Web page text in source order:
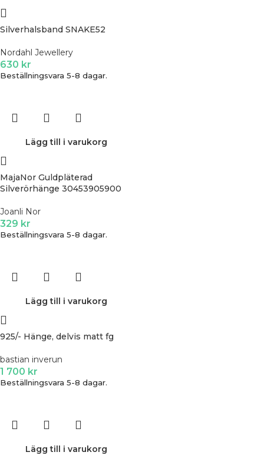
Silverhalsband SNAKE52
Nordahl Jewellery
630 kr
Beställningsvara 5-8 dagar.
Lägg till i varukorg
MajaNor Guldpläterad
Silverörhänge 30453905900
Joanli Nor
329 kr
Beställningsvara 5-8 dagar.
Lägg till i varukorg
925/- Hänge, delvis matt fg
bastian inverun
1 700 kr
Beställningsvara 5-8 dagar.
Lägg till i varukorg